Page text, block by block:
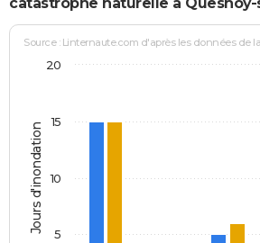
Jours d'inondation
Source : Linternaute.com d'après les données de
5
10
15
20